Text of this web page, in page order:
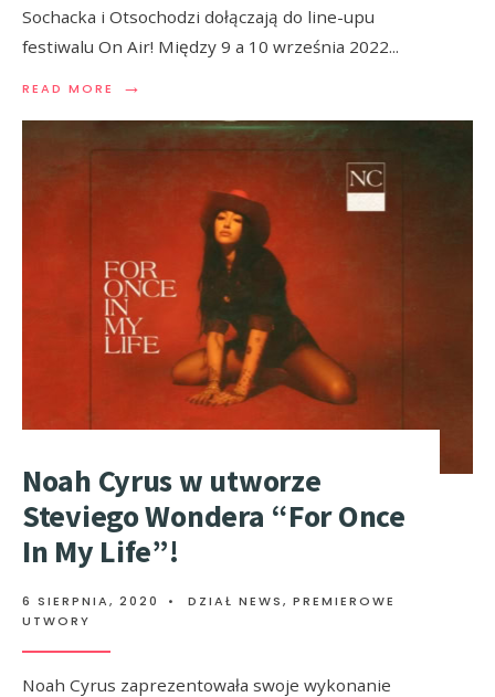
Sochacka i Otsochodzi dołączają do line-upu
festiwalu On Air! Między 9 a 10 września 2022...
READ MORE →
Noah Cyrus w utworze
Steviego Wondera “For Once
In My Life”!
6 SIERPNIA, 2020 • DZIAŁ NEWS, PREMIEROWE
UTWORY
Noah Cyrus zaprezentowała swoje wykonanie